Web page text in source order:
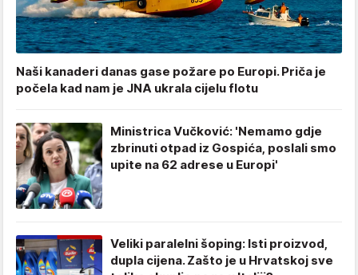
Naši kanaderi danas gase požare po Europi. Priča je
počela kad nam je JNA ukrala cijelu flotu
Ministrica Vučković: 'Nemamo gdje
zbrinuti otpad iz Gospića, poslali smo
upite na 62 adrese u Europi'
Veliki paralelni šoping: Isti proizvod,
dupla cijena. Zašto je u Hrvatskoj sve